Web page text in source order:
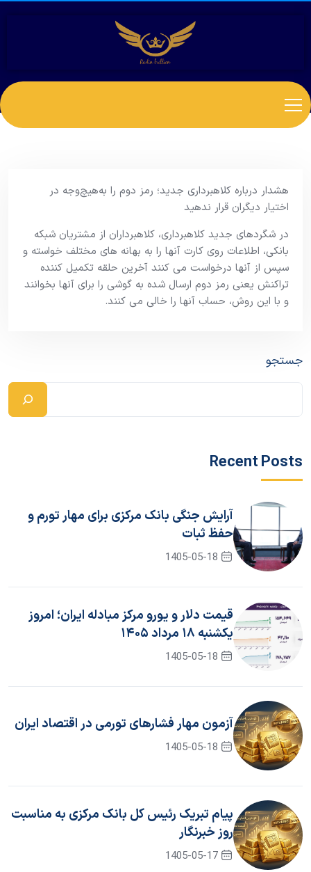
هشدار درباره کلاهبرداری جدید؛ رمز دوم را به‌هیچ‌وجه در
اختیار دیگران قرار ندهید
در شگردهای جدید کلاهبرداری، کلاهبرداران از مشتریان شبکه
بانکی، اطلاعات روی کارت آنها را به بهانه های مختلف خواسته و
سپس از آنها درخواست می کنند آخرین حلقه تکمیل کننده
تراکنش یعنی رمز دوم ارسال شده به گوشی را برای آنها بخوانند
و با این روش، حساب آنها را خالی می کنند.
جستجو
Recent Posts
آرایش جنگی بانک مرکزی برای مهار تورم و
حفظ ثبات
1405-05-18
قیمت دلار و یورو مرکز مبادله ایران؛ امروز
یکشنبه ۱۸ مرداد ۱۴۰۵
1405-05-18
آزمون مهار فشار‌های تورمی در اقتصاد ایران
1405-05-18
پیام تبریک رئیس کل بانک مرکزی به مناسبت
روز خبرنگار
1405-05-17